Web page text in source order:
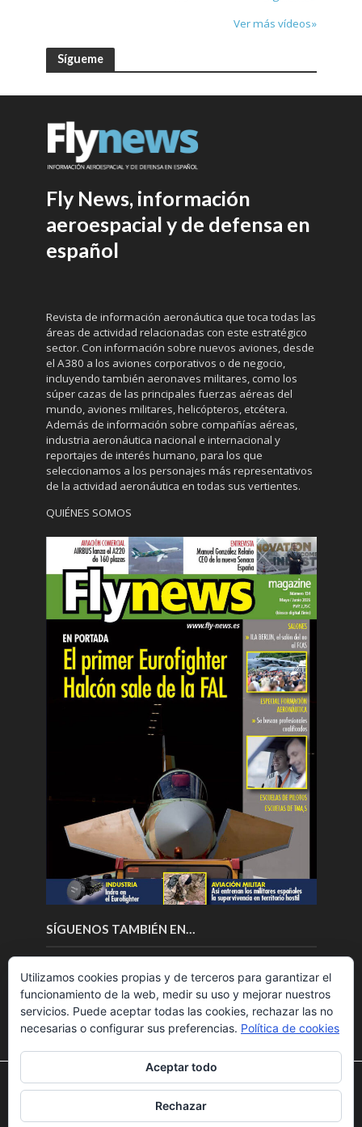
Ver más vídeos»
Sígueme
Fly News, información
aeroespacial y de defensa en
español
Revista de información aeronáutica que toca todas las
áreas de actividad relacionadas con este estratégico
sector. Con información sobre nuevos aviones, desde
el A380 a los aviones corporativos o de negocio,
incluyendo también aeronaves militares, como los
súper cazas de las principales fuerzas aéreas del
mundo, aviones militares, helicópteros, etcétera.
Además de información sobre compañías aéreas,
industria aeronáutica nacional e internacional y
reportajes de interés humano, para los que
seleccionamos a los personajes más representativos
de la actividad aeronáutica en todas sus vertientes.
QUIÉNES SOMOS
SÍGUENOS TAMBIÉN EN…
Copyright © 2018.Fly News.Noticias aerospacial
Utilizamos cookies para ofrecerte la mejor experiencia en
nuestra web.
Puedes aprender más sobre qué cookies utilizamos o
Utilizamos cookies propias y de terceros para garantizar el
funcionamiento de la web, medir su uso y mejorar nuestros
servicios. Puede aceptar todas las cookies, rechazar las no
necesarias o configurar sus preferencias. Política de cookies
Aceptar todo
Rechazar